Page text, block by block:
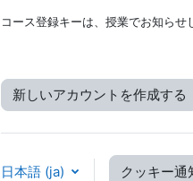
コース登録キーは、授業でお知らせ
新しいアカウントを作成する
日本語 ‎(ja)‎ クッキー通